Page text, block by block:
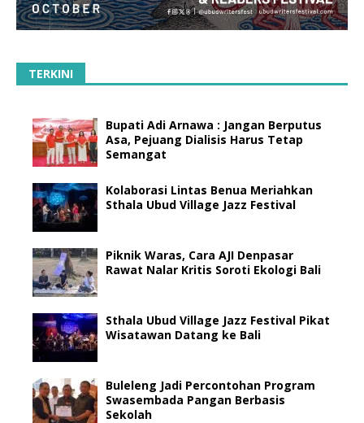
TERKINI
Bupati Adi Arnawa : Jangan Berputus
Asa, Pejuang Dialisis Harus Tetap
Semangat
Kolaborasi Lintas Benua Meriahkan
Sthala Ubud Village Jazz Festival
Piknik Waras, Cara AJI Denpasar
Rawat Nalar Kritis Soroti Ekologi Bali
Sthala Ubud Village Jazz Festival Pikat
Wisatawan Datang ke Bali
Buleleng Jadi Percontohan Program
Swasembada Pangan Berbasis
Sekolah